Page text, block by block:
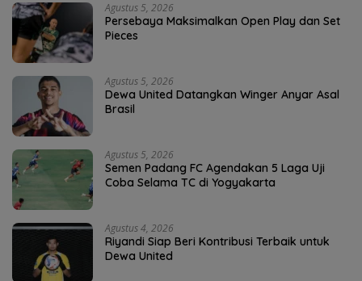
Agustus 5, 2026
Persebaya Maksimalkan Open Play dan Set
Pieces
Agustus 5, 2026
Dewa United Datangkan Winger Anyar Asal
Brasil
Agustus 5, 2026
Semen Padang FC Agendakan 5 Laga Uji
Coba Selama TC di Yogyakarta
Agustus 4, 2026
Riyandi Siap Beri Kontribusi Terbaik untuk
Dewa United